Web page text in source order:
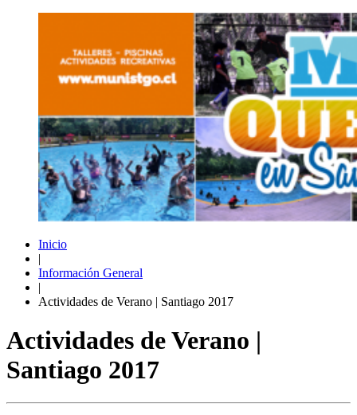
Inicio
|
Información General
|
Actividades de Verano | Santiago 2017
Actividades de Verano |
Santiago 2017